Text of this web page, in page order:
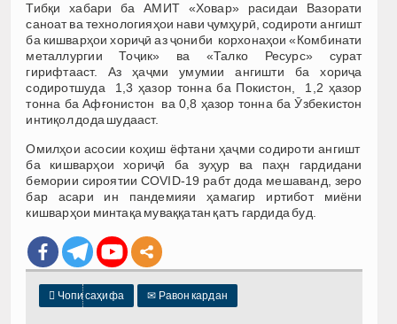
Тибқи хабари ба АМИТ «Ховар» расидаи Вазорати
саноат ва технологияҳои нави ҷумҳурӣ, содироти ангишт
ба кишварҳои хориҷӣ аз ҷониби корхонаҳои «Комбинати
металлургии Тоҷик» ва «Талко Ресурс» сурат
гирифтааст. Аз ҳаҷми умумии ангишти ба хориҷа
содиротшуда 1,3 ҳазор тонна ба Покистон, 1,2 ҳазор
тонна ба Афғонистон ва 0,8 ҳазор тонна ба Ӯзбекистон
интиқол дода шудааст.
Омилҳои асосии коҳиш ёфтани ҳаҷми содироти ангишт
ба кишварҳои хориҷӣ ба зуҳур ва паҳн гардидани
бемории сироятии СОVID-19 рабт дода мешаванд, зеро
бар асари ин пандемияи ҳамагир иртибот миёни
кишварҳои минтақа муваққатан қатъ гардида буд.
 Чопи саҳифа ✉ Равон кардан